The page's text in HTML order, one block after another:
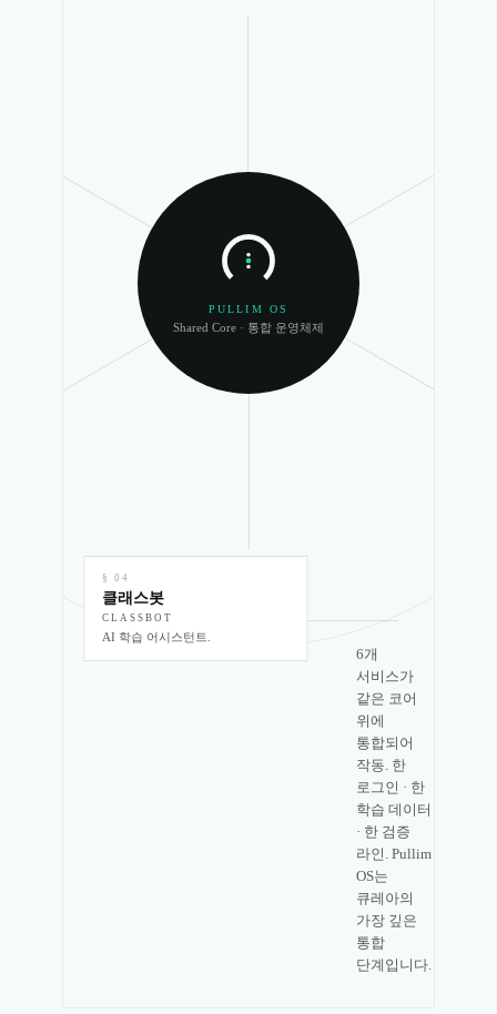
PULLIM OS
Shared Core · 통합 운영체제
§04
클래스봇
CLASSBOT
AI 학습 어시스턴트.
6개
서비스가
같은 코어
위에
통합되어
작동. 한
로그인 · 한
학습 데이터
· 한 검증
라인. Pullim
OS는
큐레아의
가장 깊은
통합
단계입니다.